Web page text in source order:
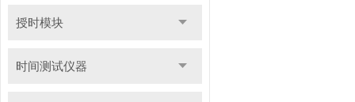
授时模块
时间测试仪器